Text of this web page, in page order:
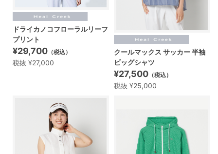
ドライカノコフローラルリーフ
プリント
¥29,700 （税込）
税抜 ¥27,000
クールマックス サッカー 半袖
ビッグシャツ
¥27,500 （税込）
税抜 ¥25,000